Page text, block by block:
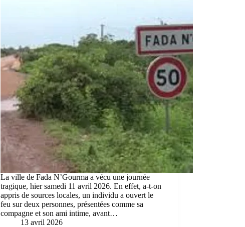
La ville de Fada N’Gourma a vécu une journée
tragique, hier samedi 11 avril 2026. En effet, a-t-on
appris de sources locales, un individu a ouvert le
feu sur deux personnes, présentées comme sa
compagne et son ami intime, avant…
13 avril 2026